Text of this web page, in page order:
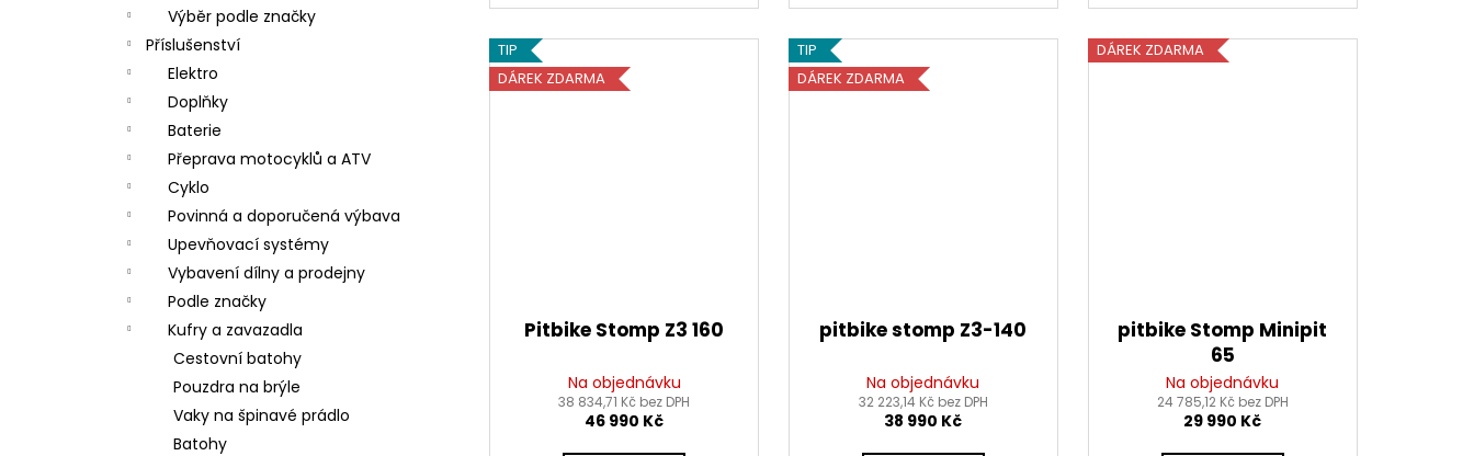
Výběr podle značky
Příslušenství
Elektro
Doplňky
Baterie
Přeprava motocyklů a ATV
Cyklo
Povinná a doporučená výbava
Upevňovací systémy
Vybavení dílny a prodejny
Podle značky
Kufry a zavazadla
Cestovní batohy
Pouzdra na brýle
Vaky na špinavé prádlo
Batohy
TIP
DÁREK ZDARMA
Pitbike Stomp Z3 160
Na objednávku
38 834,71 Kč bez DPH
46 990 Kč
TIP
DÁREK ZDARMA
pitbike stomp Z3-140
Na objednávku
32 223,14 Kč bez DPH
38 990 Kč
DÁREK ZDARMA
pitbike Stomp Minipit
65
Na objednávku
24 785,12 Kč bez DPH
29 990 Kč